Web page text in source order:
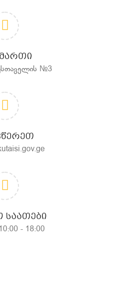
№3
ᲡᲐᲐᲗᲔᲑᲘ
- 18:00